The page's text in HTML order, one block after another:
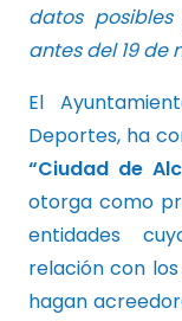
datos
antes del 19 de
El
Deportes, ha
“Ciudad de
otorga como
entidades
relación con
hagan